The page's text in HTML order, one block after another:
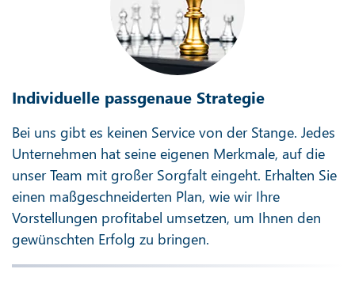
Individuelle passgenaue Strategie
Bei uns gibt es keinen Service von der Stange. Jedes
Unternehmen hat seine eigenen Merkmale, auf die
unser Team mit großer Sorgfalt eingeht. Erhalten Sie
einen maßgeschneiderten Plan, wie wir Ihre
Vorstellungen profitabel umsetzen, um Ihnen den
gewünschten Erfolg zu bringen.